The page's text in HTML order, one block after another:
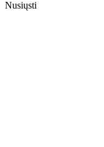
Nusiųsti